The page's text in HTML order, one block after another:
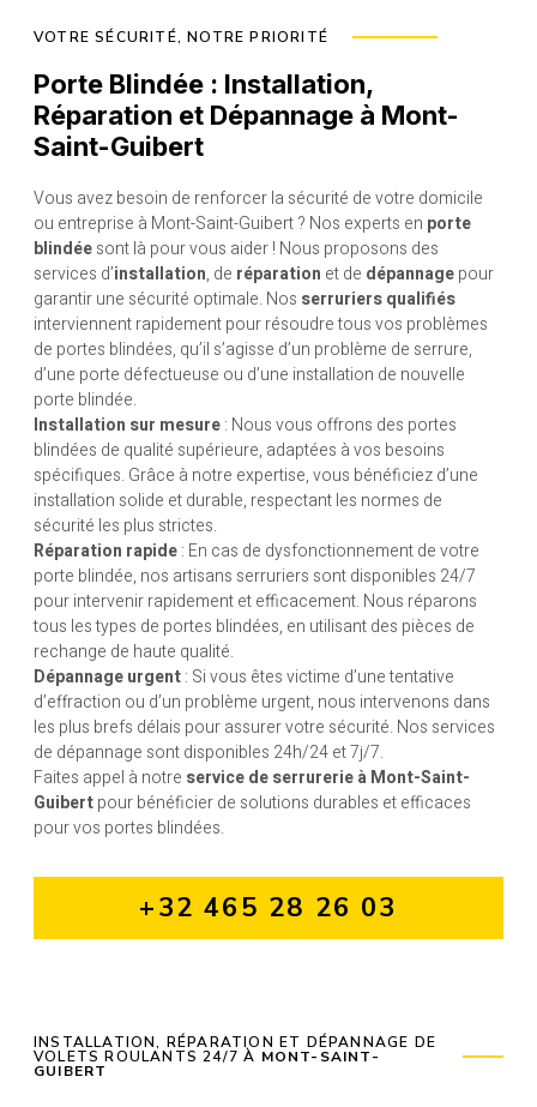
VOTRE SÉCURITÉ, NOTRE PRIORITÉ
Porte Blindée : Installation,
Réparation et Dépannage à Mont-
Saint-Guibert
Vous avez besoin de renforcer la sécurité de votre domicile
ou entreprise à Mont-Saint-Guibert ? Nos experts en porte
blindéesont là pour vous aider ! Nous proposons des
services d’installation, de réparation et de dépannagepour
garantir une sécurité optimale. Nos serruriers qualifiés
interviennent rapidement pour résoudre tous vos problèmes
de portes blindées, qu’il s’agisse d’un problème de serrure,
d’une porte défectueuse ou d’une installation de nouvelle
porte blindée.
Installation sur mesure: Nous vous offrons des portes
blindées de qualité supérieure, adaptées à vos besoins
spécifiques. Grâce à notre expertise, vous bénéficiez d’une
installation solide et durable, respectant les normes de
sécurité les plus strictes.
Réparation rapide: En cas de dysfonctionnement de votre
porte blindée, nos artisans serruriers sont disponibles 24/7
pour intervenir rapidement et efficacement. Nous réparons
tous les types de portes blindées, en utilisant des pièces de
rechange de haute qualité.
Dépannage urgent: Si vous êtes victime d’une tentative
d’effraction ou d’un problème urgent, nous intervenons dans
les plus brefs délais pour assurer votre sécurité. Nos services
de dépannage sont disponibles 24h/24 et 7j/7.
Faites appel à notre service de serrurerie à Mont-Saint-
Guibertpour bénéficier de solutions durables et efficaces
pour vos portes blindées.
+32 465 28 26 03
INSTALLATION, RÉPARATION ET DÉPANNAGE DE
VOLETS ROULANTS 24/7 À MONT-SAINT-
GUIBERT